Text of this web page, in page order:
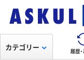
履歴
カテゴリー